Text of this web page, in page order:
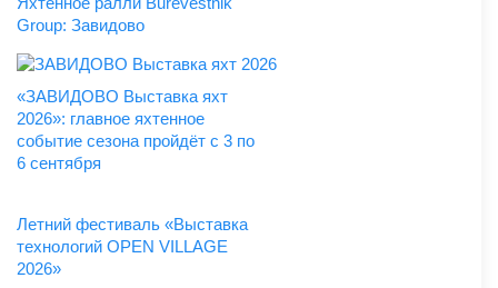
Group: Завидово
«ЗАВИДОВО Выставка яхт
2026»: главное яхтенное
событие сезона пройдёт с 3 по
6 сентября
Летний фестиваль «Выставка
технологий OPEN VILLAGE
2026»